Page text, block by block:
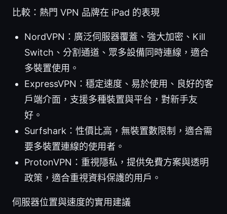
比較：熱門 VPN 品牌在 iPad 的表現
NordVPN：廣泛伺服器覆蓋、強大加密、Kill
Switch、分割通道、眾多設備同時連線，適合
多裝置使用。
ExpressVPN：穩定速度、易於使用、良好的客
戶端介面，支援多種裝置與平台，對新手友
好。
Surfshark：性價比高，無裝置數限制，適合需
要多裝置連線的使用者。
ProtonVPN：重視隱私，提供免費方案與透明
政策，適合重視資料保護的用戶。
伺服器位置與速度的實用建議